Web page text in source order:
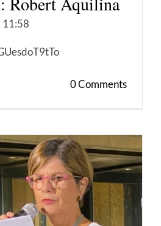
11:58
0 Comments